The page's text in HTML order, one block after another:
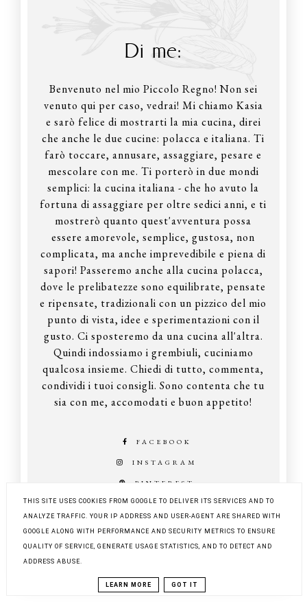
Di me:
Benvenuto nel mio Piccolo Regno! Non sei
venuto qui per caso, vedrai! Mi chiamo Kasia
e sarò felice di mostrarti la mia cucina, direi
che anche le due cucine: polacca e italiana. Ti
farò toccare, annusare, assaggiare, pesare e
mescolare con me. Ti porterò in due mondi
semplici: la cucina italiana - che ho avuto la
fortuna di assaggiare per oltre sedici anni, e ti
mostrerò quanto quest'avventura possa
essere amorevole, semplice, gustosa, non
complicata, ma anche imprevedibile e piena di
sapori! Passeremo anche alla cucina polacca,
dove le prelibatezze sono equilibrate, pensate
e ripensate, tradizionali con un pizzico del mio
punto di vista, idee e sperimentazioni con il
gusto. Ci sposteremo da una cucina all'altra.
Quindi indossiamo i grembiuli, cuciniamo
qualcosa insieme. Chiedi di tutto, commenta,
condividi i tuoi consigli. Sono contenta che tu
sia con me, accomodati e buon appetito!
FACEBOOK
INSTAGRAM
PINTEREST
BLOG DESIGN: KAROGRAFIA.PL
THIS SITE USES COOKIES FROM GOOGLE TO DELIVER ITS SERVICES AND TO
ANALYZE TRAFFIC. YOUR IP ADDRESS AND USER-AGENT ARE SHARED WITH
GOOGLE ALONG WITH PERFORMANCE AND SECURITY METRICS TO ENSURE
QUALITY OF SERVICE, GENERATE USAGE STATISTICS, AND TO DETECT AND
ADDRESS ABUSE.
LEARN MORE GOT IT